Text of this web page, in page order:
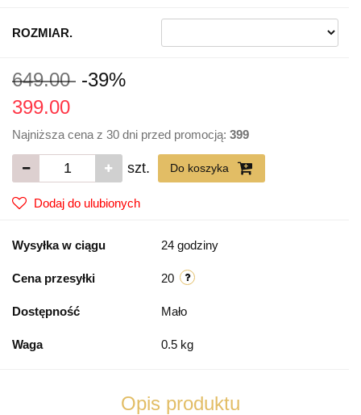
ROZMIAR.
649.00 -39%
399.00
Najniższa cena z 30 dni przed promocją: 399
szt. Do koszyka
Dodaj do ulubionych
Wysyłka w ciągu 24 godziny
Cena przesyłki 20
Dostępność Mało
Waga 0.5 kg
Opis produktu